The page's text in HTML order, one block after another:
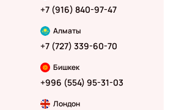
+7 (916) 840-97-47
Алматы
+7 (727) 339-60-70
Бишкек
+996 (554) 95-31-03
Лондон